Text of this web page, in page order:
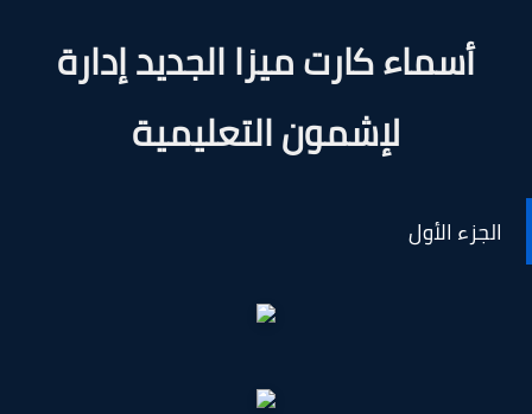
أسماء كارت ميزا الجديد إدارة
لإشمون التعليمية
الجزء الأول